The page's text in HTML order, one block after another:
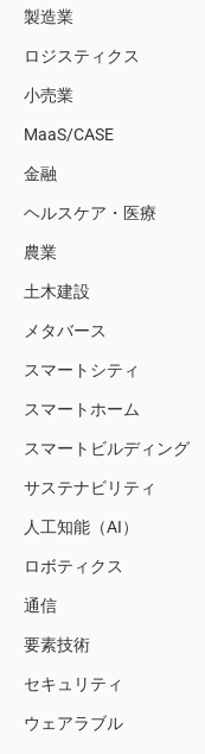
製造業
ロジスティクス
小売業
MaaS/CASE
金融
ヘルスケア・医療
農業
土木建設
メタバース
スマートシティ
スマートホーム
スマートビルディング
サステナビリティ
人工知能（AI）
ロボティクス
通信
要素技術
セキュリティ
ウェアラブル